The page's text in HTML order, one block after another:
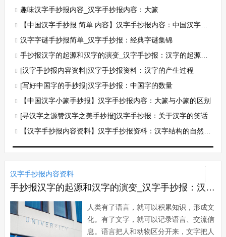
趣味汉字手抄报内容_汉字手抄报内容：大篆
【中国汉字手抄报 简单 内容】汉字手抄报内容：中国汉字的魅力
汉字字谜手抄报简单_汉字手抄报：经典字谜集锦
手抄报汉字的起源和汉字的演变_汉字手抄报：汉字的起源传说
[汉字手抄报内容资料]汉字手抄报资料：汉字的产生过程
[写好中国字的手抄报]汉字手抄报：中国字的数量
【中国汉字小篆手抄报】汉字手抄报内容：大篆与小篆的区别
[寻汉字之源赞汉字之美手抄报]汉字手抄报：关于汉字的笑话
【汉字手抄报内容资料】汉字手抄报资料：汉字结构的自然流变
汉字手抄报内容资料
手抄报汉字的起源和汉字的演变_汉字手抄报：汉字的起源传说
人类有了语言，就可以积累知识，形成文
化。有了文字，就可以记录语言、交流信
息。语言把人和动物区分开来，文字把人